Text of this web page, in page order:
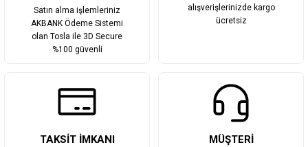
Satın alma işlemleriniz
AKBANK Ödeme Sistemi
olan Tosla ile 3D Secure
%100 güvenli
alışverişlerinizde kargo
ücretsiz
TAKSİT İMKANI
MÜŞTERİ